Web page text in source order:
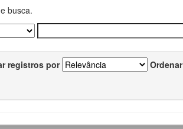
busca.
registros por Ordenar